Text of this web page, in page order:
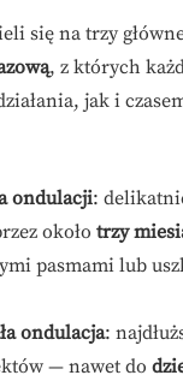
się na trzy
, z których
jak i
ondulacji:
około trzy
pasmami lub
ondulacja:
— nawet do